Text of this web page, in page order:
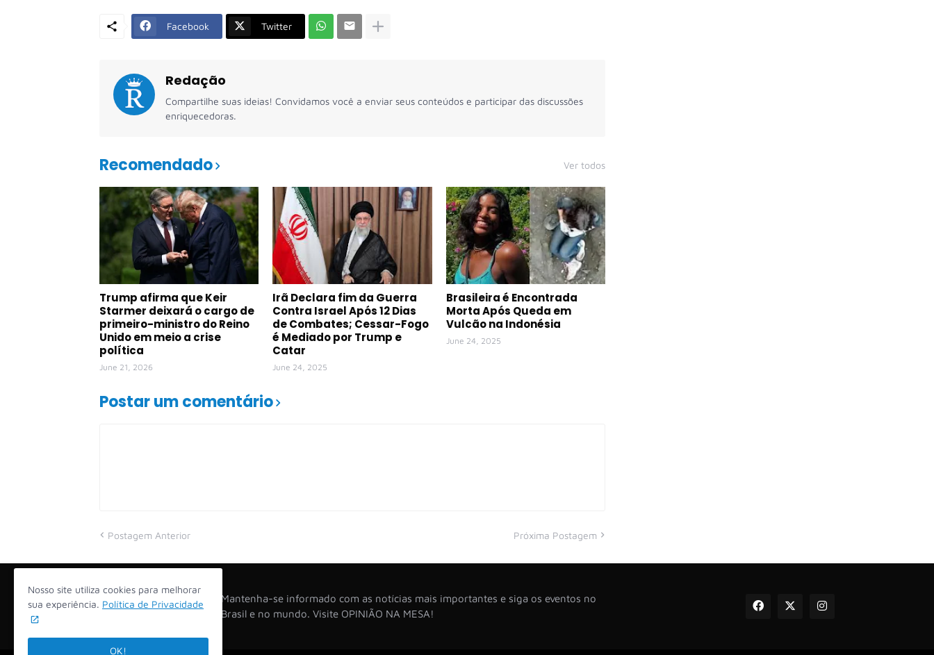
Facebook Twitter
Redação
Compartilhe suas ideias! Convidamos você a enviar seus conteúdos e participar das discussões
enriquecedoras.
Recomendado Ver todos
Trump afirma que Keir
Starmer deixará o cargo de
primeiro-ministro do Reino
Unido em meio a crise
política
June 21, 2026
Irã Declara fim da Guerra
Contra Israel Após 12 Dias
de Combates; Cessar-Fogo
é Mediado por Trump e
Catar
June 24, 2025
Brasileira é Encontrada
Morta Após Queda em
Vulcão na Indonésia
June 24, 2025
Postar um comentário
Postagem Anterior Próxima Postagem
Mantenha-se informado com as notícias mais importantes e siga os eventos no
Brasil e no mundo. Visite OPINIÃO NA MESA!
Nosso site utiliza cookies para melhorar
sua experiência. Política de Privacidade
OK!